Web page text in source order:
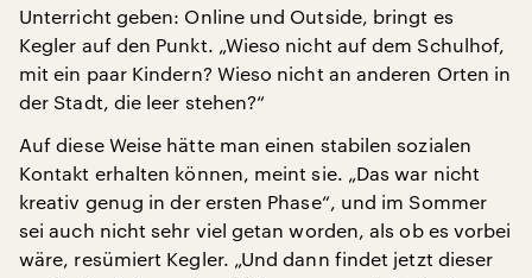
Unterricht geben: Online und Outside, bringt es
Kegler auf den Punkt. „Wieso nicht auf dem Schulhof,
mit ein paar Kindern? Wieso nicht an anderen Orten in
der Stadt, die leer stehen?“
Auf diese Weise hätte man einen stabilen sozialen
Kontakt erhalten können, meint sie. „Das war nicht
kreativ genug in der ersten Phase“, und im Sommer
sei auch nicht sehr viel getan worden, als ob es vorbei
wäre, resümiert Kegler. „Und dann findet jetzt dieser